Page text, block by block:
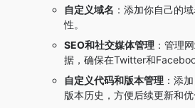
自定义域名 ：添加你自己的
性。
SEO和社交媒体管理 ：管理
据，确保在Twitter和
自定义代码和版本管理 ：添
版本历史，方便后续更新和优